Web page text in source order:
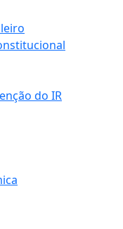
do IR